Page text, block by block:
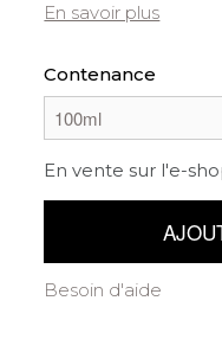
En savoir plus
Contenance
En vente sur l'e-
Besoin d'aide